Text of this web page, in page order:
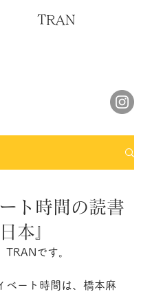
TRAN
ト時間の読書
本』
TRANです。
ベート時間は、橋本麻